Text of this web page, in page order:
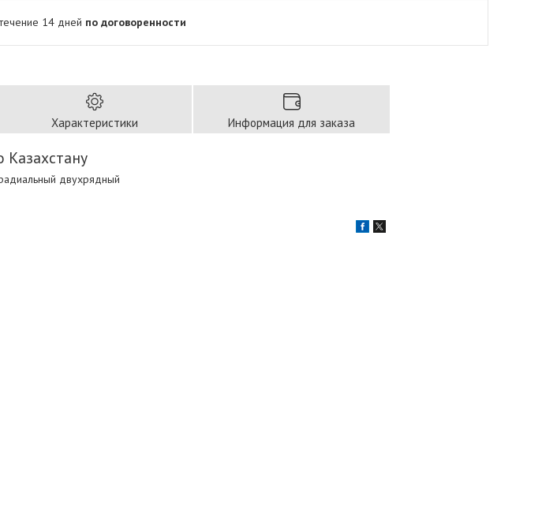
14 дней по договоренности
Характеристики Информация для заказа
двухрядный